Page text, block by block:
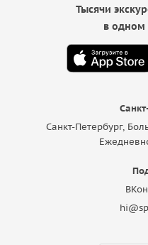
Санкт-Петербург,
Тысячи
в одном